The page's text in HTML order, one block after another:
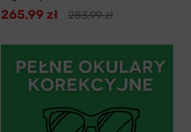
265,99 zł 283,99 zł